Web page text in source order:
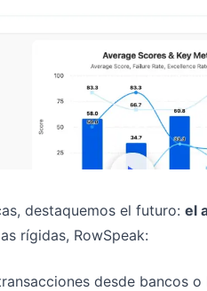
destaquemos el futuro: el
rígidas, RowSpeak:
desde bancos o